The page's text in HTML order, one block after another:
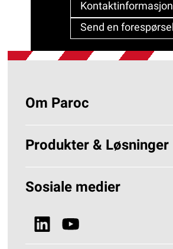
Kontaktinformasjon
Send en forespørsel
Om Paroc
Om PAROC
Hvorfor Steinull?
Bærekraft
Nyheter & Media
Produkter & Løsninger
Løsninger Byggisolering
Sosiale medier